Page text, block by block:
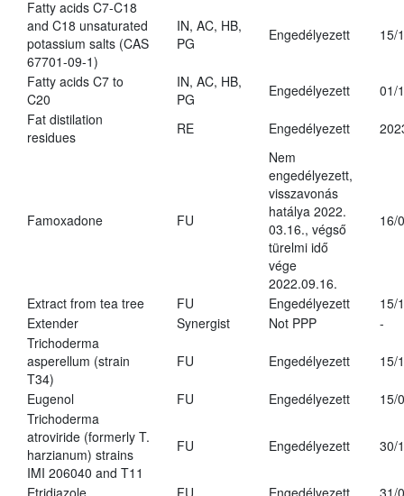
Fatty acids C7-C18
and C18 unsaturated
potassium salts (CAS
67701-09-1)
IN, AC, HB,
PG
Engedélyezett 15/
Fatty acids C7 to
C20
IN, AC, HB,
PG
Engedélyezett
01/
Fat distilation
residues
RE Engedélyezett
Famoxadone FU
Nem
engedélyezett,
visszavonás
hatálya 2022.
03.16., végső
türelmi idő
vége
2022.09.16.
16/
Extract from tea tree FU Engedélyezett
15/
Extender
Synergist Not PPP
-
Trichoderma
asperellum (strain
T34)
FU Engedélyezett 15/
Eugenol FU Engedélyezett
15/
Trichoderma
atroviride (formerly T.
harzianum) strains
IMI 206040 and T11
FU Engedélyezett 30/